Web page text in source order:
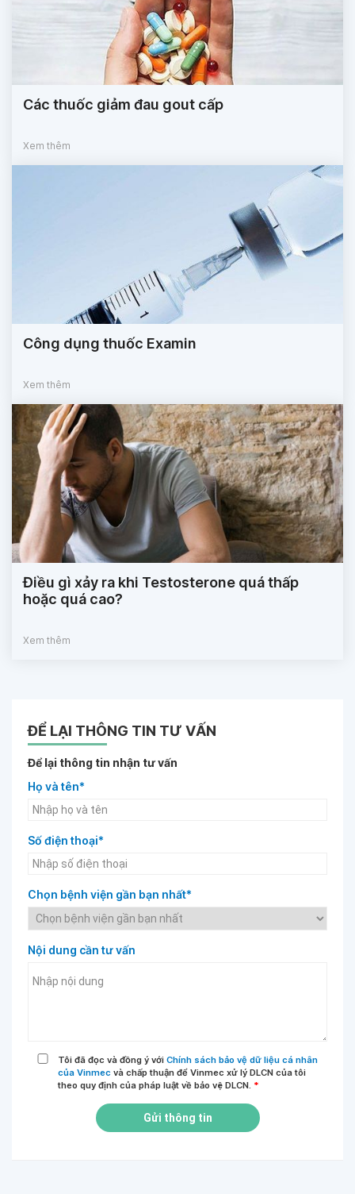
Các thuốc giảm đau gout cấp
Xem thêm
Công dụng thuốc Examin
Xem thêm
Điều gì xảy ra khi Testosterone quá thấp
hoặc quá cao?
Xem thêm
ĐỂ LẠI THÔNG TIN TƯ VẤN
Để lại thông tin nhận tư vấn
Họ và tên*
Số điện thoại*
Chọn bệnh viện gần bạn nhất*
Nội dung cần tư vấn
Tôi đã đọc và đồng ý với Chính sách bảo vệ dữ liệu cá nhân
của Vinmec và chấp thuận để Vinmec xử lý DLCN của tôi
theo quy định của pháp luật về bảo vệ DLCN. *
Gửi thông tin